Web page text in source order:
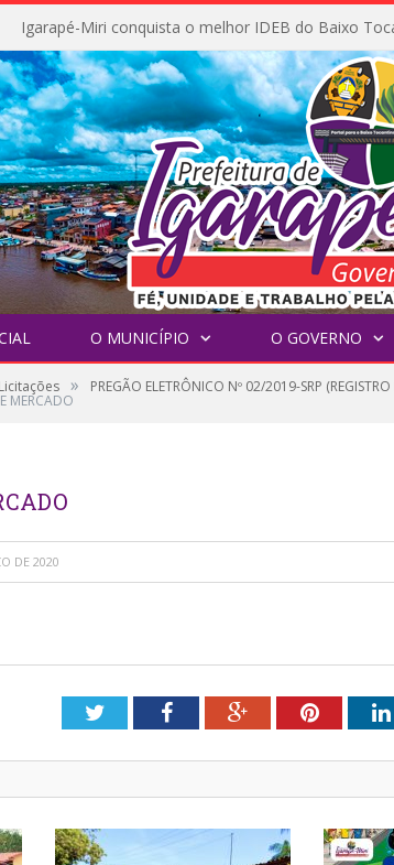
O MUNICÍPIO O GOVERNO
Licitações » PREGÃO ELETRÔNICO Nº 02/2019-SRP
MERCADO
DE 2020
TwitterFacebookGoogle+Pinterest